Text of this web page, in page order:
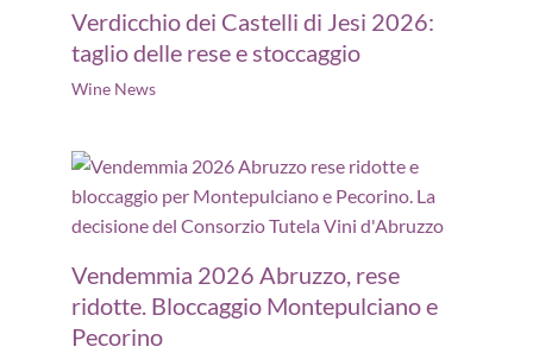
Verdicchio dei Castelli di Jesi 2026:
taglio delle rese e stoccaggio
Wine News
Vendemmia 2026 Abruzzo, rese
ridotte. Bloccaggio Montepulciano e
Pecorino